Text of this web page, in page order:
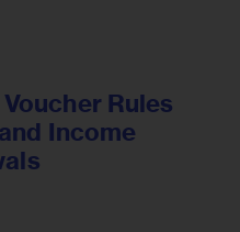
Voucher Rules
Income